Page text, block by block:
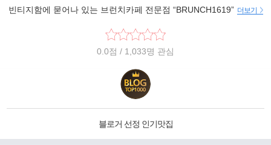
빈티지함에 묻어나 있는 브런치카페 전문점 “BRUNCH1619” 더보기
0.0점 / 1,033명 관심
블로거 선정 인기맛집